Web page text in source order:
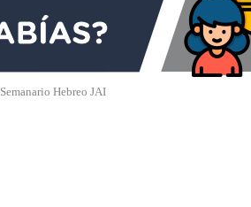
Semanario Hebreo JAI